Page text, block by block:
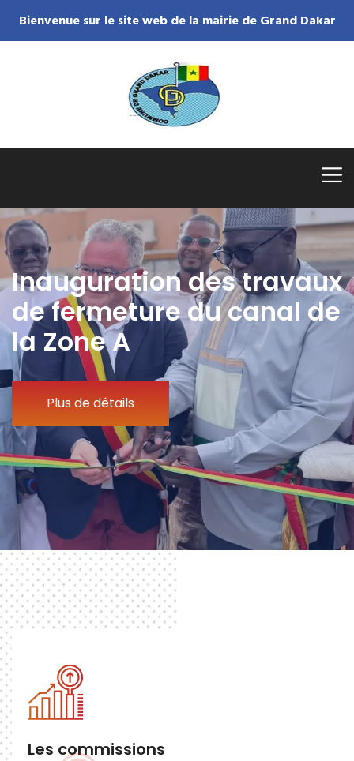
Bienvenue sur le site web de la mairie de Grand Dakar
Inauguration des travaux
de fermeture du canal de
la Zone A
Plus de détails
Les commissions